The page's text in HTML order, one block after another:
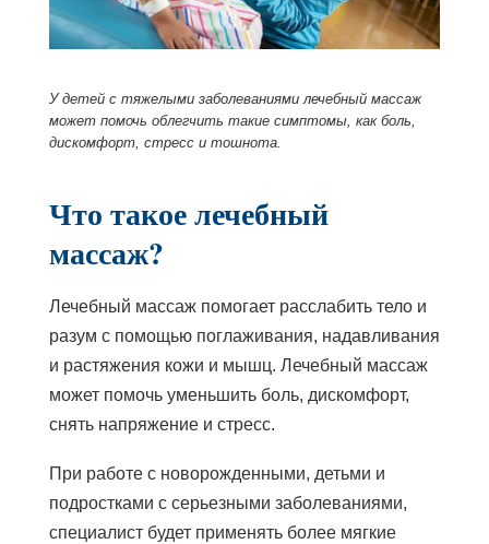
У детей с тяжелыми заболеваниями лечебный массаж
может помочь облегчить такие симптомы, как боль,
дискомфорт, стресс и тошнота.
Что такое лечебный
массаж?
Лечебный массаж помогает расслабить тело и
разум с помощью поглаживания, надавливания
и растяжения кожи и мышц. Лечебный массаж
может помочь уменьшить боль, дискомфорт,
снять напряжение и стресс.
При работе с новорожденными, детьми и
подростками с серьезными заболеваниями,
специалист будет применять более мягкие